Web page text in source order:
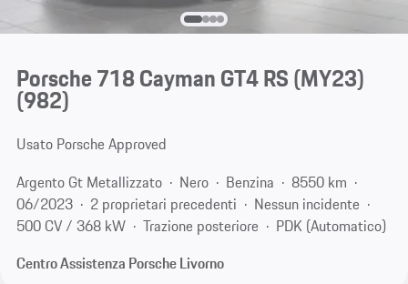
Porsche 718 Cayman GT4 RS (MY23)
(982)
Usato Porsche Approved
Argento Gt Metallizzato
Nero Benzina
8550 km
06/2023
2 proprietari precedenti
Nessun incidente
500 CV / 368 kW
Trazione posteriore
PDK (Automatico)
Centro Assistenza Porsche Livorno